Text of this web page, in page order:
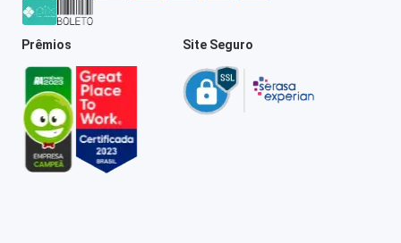
Prêmios Site Seguro